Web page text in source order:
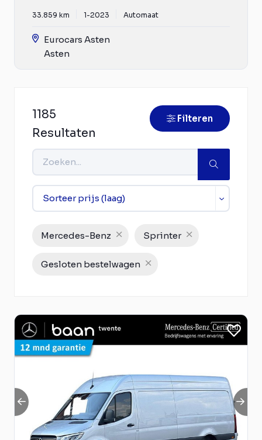
33.859 km 1-2023 Automaat
Eurocars Asten
Asten
1185
Resultaten
Filteren
Mercedes-Benz Sprinter
Gesloten bestelwagen